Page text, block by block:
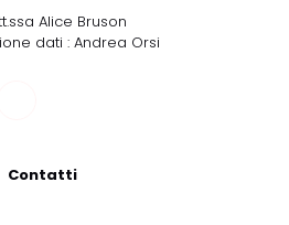
Alice Bruson
dati : Andrea Orsi
Contatti